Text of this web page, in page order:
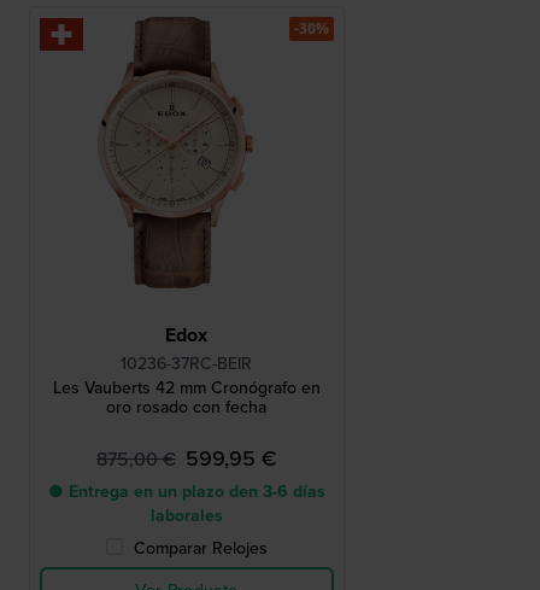
Edox
10236-37RC-BEIR
Les Vauberts 42 mm Cronógrafo en
oro rosado con fecha
875,00 € 599,95 €
● Entrega en un plazo den 3-6 días
laborales
Comparar Relojes
-30%